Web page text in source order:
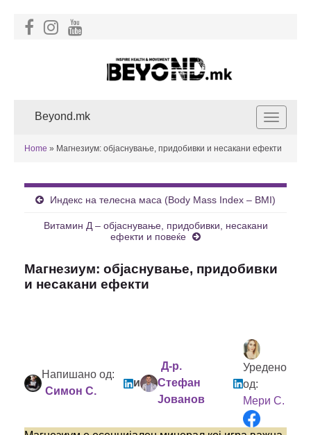
Toggle
Beyond.mk
Home » Магнезиум: објаснување, придобивки и несакани ефекти
Индекс на телесна маса (Body Mass Index – BMI)
Витамин Д – објаснување, придобивки, несакани
ефекти и повеќе
Магнезиум: објаснување, придобивки
и несакани ефекти
Напишано од:
Симон С.
и
Д-р.
Стефан
Јованов
Уредено
од:
Мери С.